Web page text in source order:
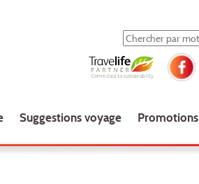
Suggestions voyage Promotions